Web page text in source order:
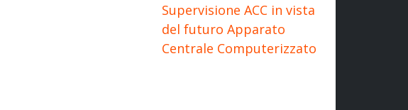
Supervisione ACC in vista
del futuro Apparato
Centrale Computerizzato